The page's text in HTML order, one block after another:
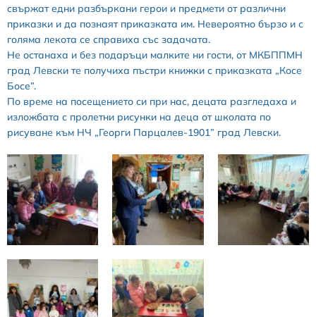
свържат едни разбъркани герои и предмети от различни
приказки и да познаят приказката им. Невероятно бързо и с
голяма лекота се справиха със задачата.
Не останаха и без подаръци малките ни гости, от МКБППМН
град Левски те получиха пъстри книжки с приказката „Косе
Босе”.
По време на посещението си при нас, децата разгледаха и
изложбата с пролетни рисунки на деца от школата по
рисуване към НЧ „Георги Парцалев-1901” град Левски.